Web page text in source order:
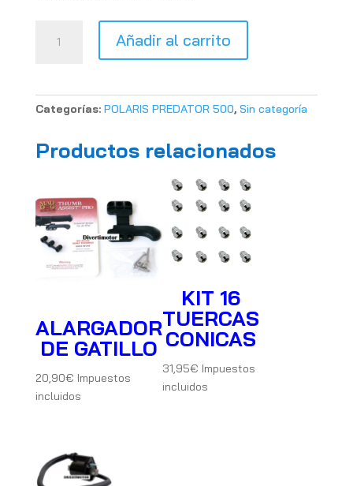
FILTRO
POLARIS
500
Añadir al carrito
Categorías: POLARIS PREDATOR 500, Sin categoría
Productos relacionados
ALARGADOR
DE GATILLO
20,90€ Impuestos
incluidos
KIT 16
TUERCAS
CONICAS
31,95€ Impuestos
incluidos